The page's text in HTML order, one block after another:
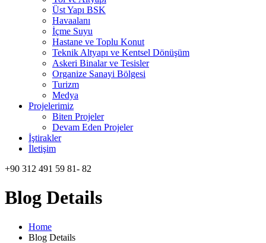
Üst Yapı BSK
Havaalanı
İçme Suyu
Hastane ve Toplu Konut
Teknik Altyapı ve Kentsel Dönüşüm
Askeri Binalar ve Tesisler
Organize Sanayi Bölgesi
Turizm
Medya
Projelerimiz
Biten Projeler
Devam Eden Projeler
İştirakler
İletişim
+90 312 491 59 81- 82
Blog Details
Home
Blog Details